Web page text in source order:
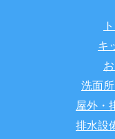
キ
洗面
屋外・
排水設